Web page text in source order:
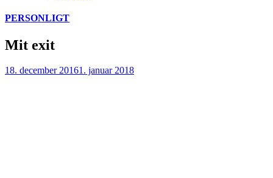
Skip
content
PERSONLIGT
Mit exit
18. december 20161. januar 2018